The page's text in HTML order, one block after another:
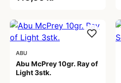
ABU
Abu McPrey 10gr. Ray of
Light 3stk.